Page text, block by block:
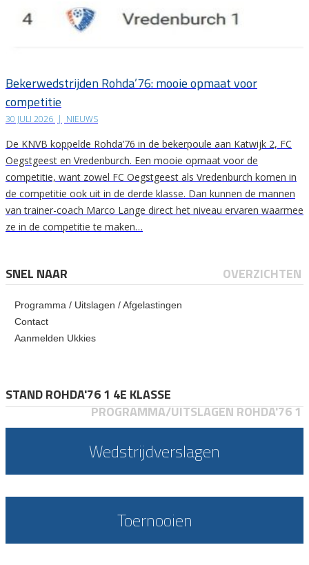
Bekerwedstrijden Rohda’76: mooie opmaat voor
competitie
30 JULI 2026 | NIEUWS
De KNVB koppelde Rohda’76 in de bekerpoule aan Katwijk 2, FC
Oegstgeest en Vredenburch. Een mooie opmaat voor de
competitie, want zowel FC Oegstgeest als Vredenburch komen in
de competitie ook uit in de derde klasse. Dan kunnen de mannen
van trainer-coach Marco Lange direct het niveau ervaren waarmee
ze in de competitie te maken…
SNEL NAAR OVERZICHTEN
Programma / Uitslagen / Afgelastingen
Contact
Aanmelden Ukkies
STAND ROHDA'76 1 4E KLASSE
PROGRAMMA/UITSLAGEN ROHDA'76 1
Wedstrijdverslagen
Toernooien